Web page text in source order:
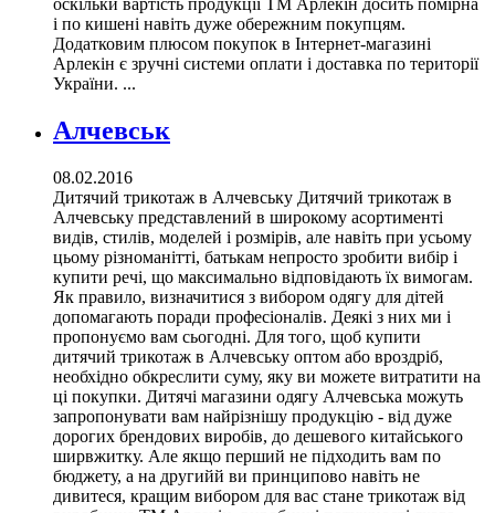
оскільки вартість продукції ТМ Арлекін досить помірна
і по кишені навіть дуже обережним покупцям.
Додатковим плюсом покупок в Інтернет-магазині
Арлекін є зручні системи оплати і доставка по території
України. ...
Алчевськ
08.02.2016
Дитячий трикотаж в Алчевську Дитячий трикотаж в
Алчевську представлений в широкому асортименті
видів, стилів, моделей і розмірів, але навіть при усьому
цьому різноманітті, батькам непросто зробити вибір і
купити речі, що максимально відповідають їх вимогам.
Як правило, визначитися з вибором одягу для дітей
допомагають поради професіоналів. Деякі з них ми і
пропонуємо вам сьогодні. Для того, щоб купити
дитячий трикотаж в Алчевську оптом або вроздріб,
необхідно обкреслити суму, яку ви можете витратити на
ці покупки. Дитячі магазини одягу Алчевська можуть
запропонувати вам найрізнішу продукцію - від дуже
дорогих брендових виробів, до дешевого китайського
ширвжитку. Але якщо перший не підходить вам по
бюджету, а на другийй ви принципово навіть не
дивитеся, кращим вибором для вас стане трикотаж від